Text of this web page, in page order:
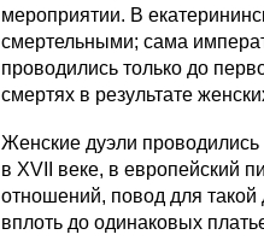
мероприятии. В
смертельными; сама
проводились только до
смертях в результате
Женские дуэли
в XVII веке, в европейский
отношений, повод для такой
вплоть до одинаковых